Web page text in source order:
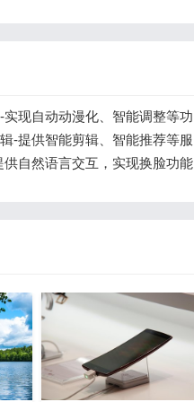
现自动动漫化、智能调整等功
-提供智能剪辑、智能推荐等服
自然语言交互，实现换脸功能